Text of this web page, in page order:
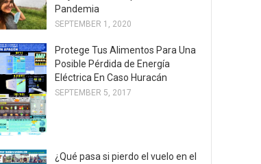
Pandemia
SEPTEMBER 1, 2020
Protege Tus Alimentos Para Una
Posible Pérdida de Energía
Eléctrica En Caso Huracán
SEPTEMBER 5, 2017
¿Qué pasa si pierdo el vuelo en el